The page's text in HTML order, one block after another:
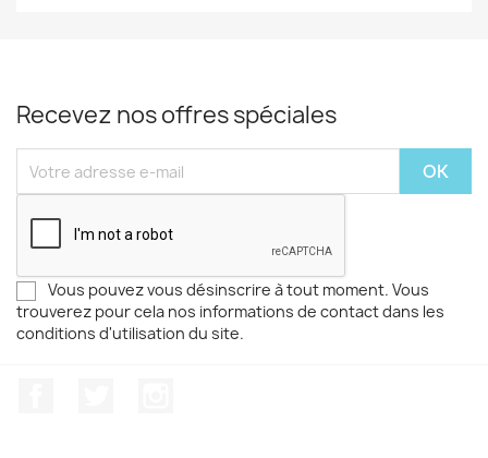
Recevez nos offres spéciales
Vous pouvez vous désinscrire à tout moment. Vous
trouverez pour cela nos informations de contact dans les
conditions d'utilisation du site.